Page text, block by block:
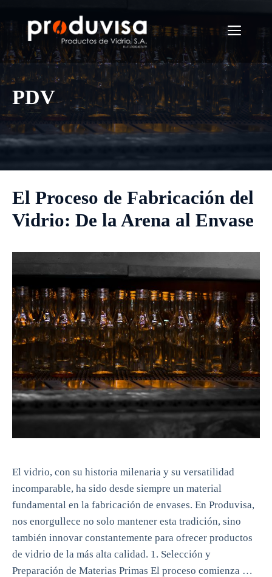
al
contenido
Menú
PDV
El Proceso de Fabricación del
Vidrio: De la Arena al Envase
El vidrio, con su historia milenaria y su versatilidad
incomparable, ha sido desde siempre un material
fundamental en la fabricación de envases. En Produvisa,
nos enorgullece no solo mantener esta tradición, sino
también innovar constantemente para ofrecer productos
de vidrio de la más alta calidad. 1. Selección y
Preparación de Materias Primas El proceso comienza …